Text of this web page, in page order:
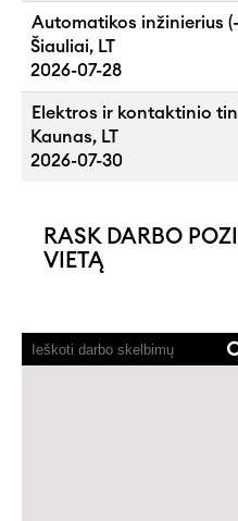
Automatikos inžinierius
Šiauliai, LT
2026-07-28
Elektros ir kontaktinio
Kaunas, LT
2026-07-30
RASK DARBO
VIETĄ
Ekrano
skaitytuvams